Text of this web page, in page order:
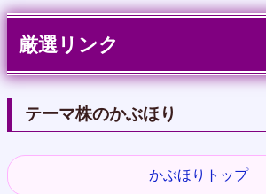
厳選リンク
テーマ株のかぶほり
かぶほりトップ